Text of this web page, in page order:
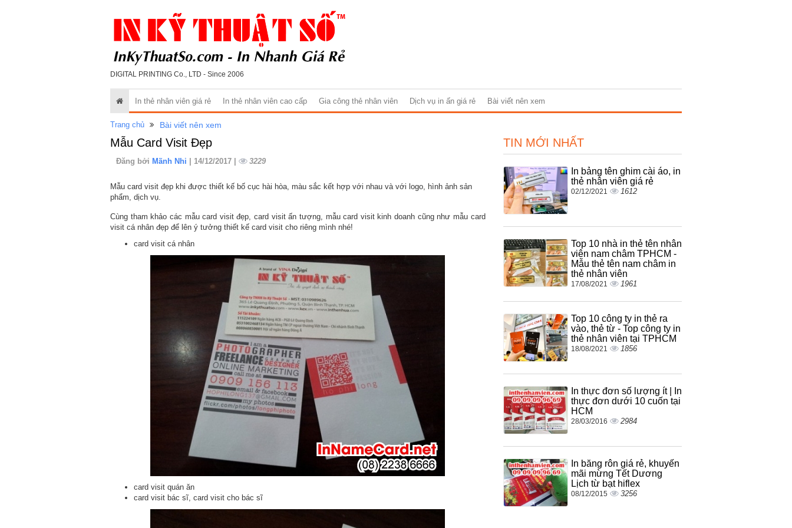
DIGITAL PRINTING Co., LTD - Since 2006
In thẻ nhân viên giá rẻ In thẻ nhân viên cao cấp Gia công thẻ nhân viên Dịch vụ in ấn giá rẻ Bài viết nên xem
Trang chủ Bài viết nên xem
Mẫu Card Visit Đẹp
Đăng bởi Mãnh Nhi | 14/12/2017 | 3229
Mẫu card visit đẹp khi được thiết kế bố cục hài hòa, màu sắc kết hợp với nhau và với logo, hình ảnh sản
phẩm, dịch vụ.
Cùng tham khảo các mẫu card visit đẹp, card visit ấn tượng, mẫu card visit kinh doanh cũng như mẫu card
visit cá nhân đẹp để lên ý tưởng thiết kế card visit cho riêng mình nhé!
card visit cá nhân
card visit quán ăn
card visit bác sĩ, card visit cho bác sĩ
TIN MỚI NHẤT
In bảng tên ghim cài áo, in
thẻ nhân viên giá rẻ
02/12/2021 1612
Top 10 nhà in thẻ tên nhân
viên nam châm TPHCM -
Mẫu thẻ tên nam châm in
thẻ nhân viên
17/08/2021 1961
Top 10 công ty in thẻ ra
vào, thẻ từ - Top công ty in
thẻ nhân viên tại TPHCM
18/08/2021 1856
In thực đơn số lượng ít | In
thực đơn dưới 10 cuốn tại
HCM
28/03/2016 2984
In băng rôn giá rẻ, khuyến
mãi mừng Tết Dương
Lịch từ bạt hiflex
08/12/2015 3256